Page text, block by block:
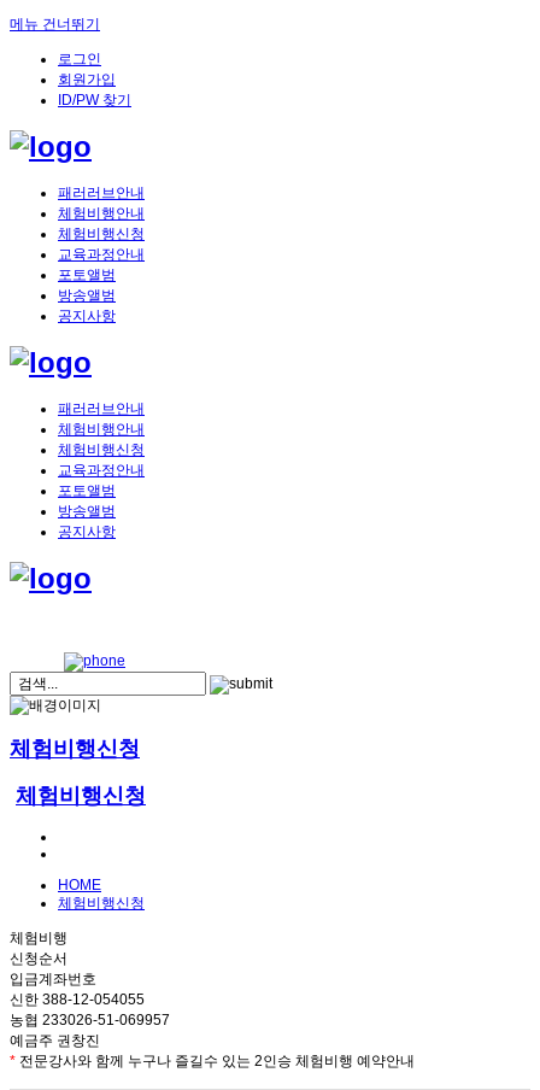
메뉴 건너뛰기
로그인
회원가입
ID/PW 찾기
패러러브안내
체험비행안내
체험비행신청
교육과정안내
포토앨범
방송앨범
공지사항
패러러브안내
체험비행안내
체험비행신청
교육과정안내
포토앨범
방송앨범
공지사항
체험비행신청
체험비행신청
HOME
체험비행신청
체험비행
신청순서
입금계좌번호
신한 388-12-054055
농협 233026-51-069957
예금주 권창진
* 전문강사와 함께 누구나 즐길수 있는 2인승 체험비행 예약안내